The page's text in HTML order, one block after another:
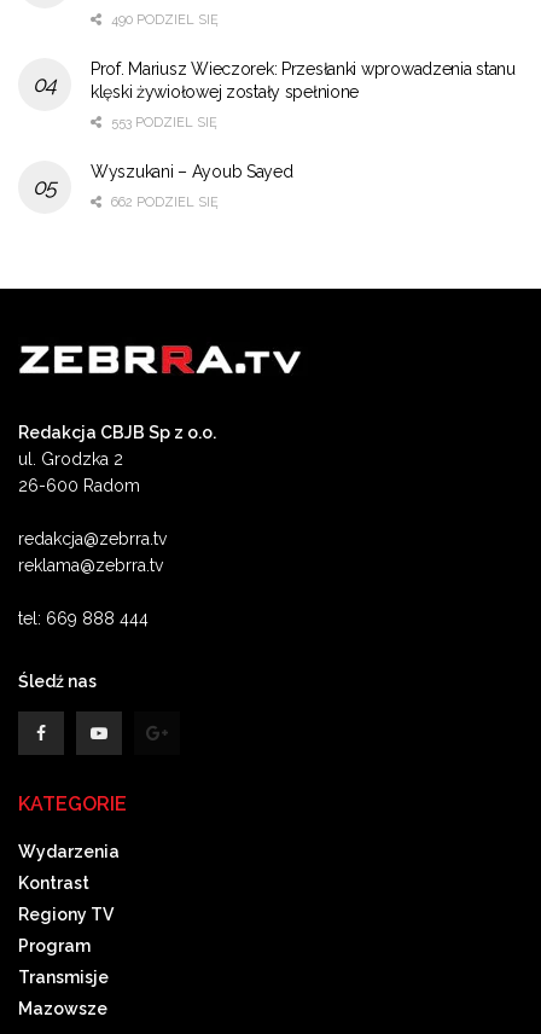
490 PODZIEL SIĘ
Prof. Mariusz Wieczorek: Przesłanki wprowadzenia stanu
klęski żywiołowej zostały spełnione
553 PODZIEL SIĘ
Wyszukani – Ayoub Sayed
662 PODZIEL SIĘ
Redakcja CBJB Sp z o.o.
ul. Grodzka 2
26-600 Radom
redakcja@zebrra.tv
reklama@zebrra.tv
tel: 669 888 444
Śledź nas
KATEGORIE
Wydarzenia
Kontrast
Regiony TV
Program
Transmisje
Mazowsze